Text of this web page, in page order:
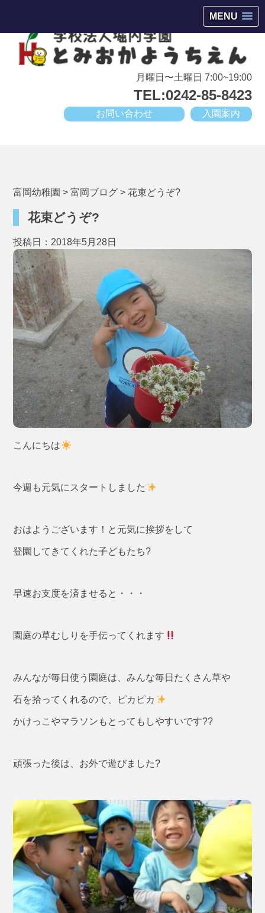
MENU
月曜日〜土曜日 7:00~19:00
TEL:0242-85-8423
入園案内
お問い合わせ
富岡幼稚園 >富岡ブログ >花束どうぞ?
花束どうぞ?
投稿日：2018年5月28日
こんにちは
今週も元気にスタートしました
おはようございます！と元気に挨拶をして
登園してきてくれた子どもたち?
早速お支度を済ませると・・・
園庭の草むしりを手伝ってくれます
みんなが毎日使う園庭は、みんな毎日たくさん草や
石を拾ってくれるので、ピカピカ
かけっこやマラソンもとってもしやすいです??
頑張った後は、お外で遊びました?